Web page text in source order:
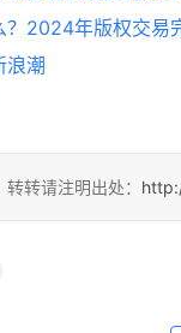
？2024年版权交易
浪潮
转请注明出处：